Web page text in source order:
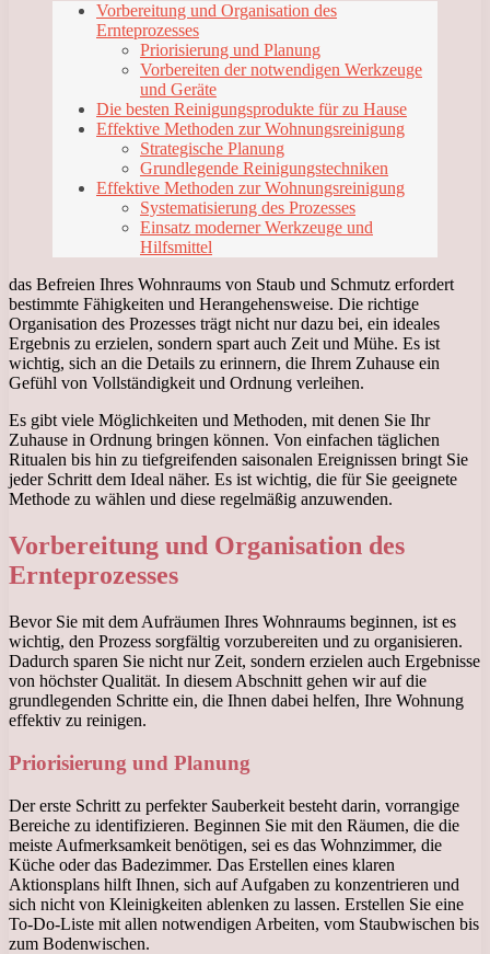
Vorbereitung und Organisation des
Ernteprozesses
Priorisierung und Planung
Vorbereiten der notwendigen Werkzeuge
und Geräte
Die besten Reinigungsprodukte für zu Hause
Effektive Methoden zur Wohnungsreinigung
Strategische Planung
Grundlegende Reinigungstechniken
Effektive Methoden zur Wohnungsreinigung
Systematisierung des Prozesses
Einsatz moderner Werkzeuge und
Hilfsmittel
das Befreien Ihres Wohnraums von Staub und Schmutz erfordert
bestimmte Fähigkeiten und Herangehensweise. Die richtige
Organisation des Prozesses trägt nicht nur dazu bei, ein ideales
Ergebnis zu erzielen, sondern spart auch Zeit und Mühe. Es ist
wichtig, sich an die Details zu erinnern, die Ihrem Zuhause ein
Gefühl von Vollständigkeit und Ordnung verleihen.
Es gibt viele Möglichkeiten und Methoden, mit denen Sie Ihr
Zuhause in Ordnung bringen können. Von einfachen täglichen
Ritualen bis hin zu tiefgreifenden saisonalen Ereignissen bringt Sie
jeder Schritt dem Ideal näher. Es ist wichtig, die für Sie geeignete
Methode zu wählen und diese regelmäßig anzuwenden.
Vorbereitung und Organisation des
Ernteprozesses
Bevor Sie mit dem Aufräumen Ihres Wohnraums beginnen, ist es
wichtig, den Prozess sorgfältig vorzubereiten und zu organisieren.
Dadurch sparen Sie nicht nur Zeit, sondern erzielen auch Ergebnisse
von höchster Qualität. In diesem Abschnitt gehen wir auf die
grundlegenden Schritte ein, die Ihnen dabei helfen, Ihre Wohnung
effektiv zu reinigen.
Priorisierung und Planung
Der erste Schritt zu perfekter Sauberkeit besteht darin, vorrangige
Bereiche zu identifizieren. Beginnen Sie mit den Räumen, die die
meiste Aufmerksamkeit benötigen, sei es das Wohnzimmer, die
Küche oder das Badezimmer. Das Erstellen eines klaren
Aktionsplans hilft Ihnen, sich auf Aufgaben zu konzentrieren und
sich nicht von Kleinigkeiten ablenken zu lassen. Erstellen Sie eine
To-Do-Liste mit allen notwendigen Arbeiten, vom Staubwischen bis
zum Bodenwischen.